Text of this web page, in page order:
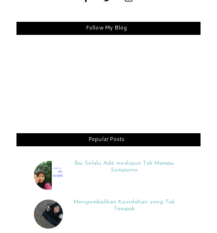
Follow My Blog
Popular Posts
Ibu Selalu Ada meskipun Tak Mampu
Sempurna
Mengembalikan Keindahan yang Tak
Tampak